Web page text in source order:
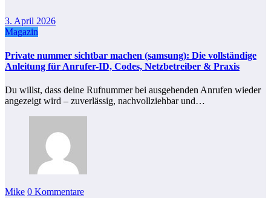
3. April 2026
Magazin
Private nummer sichtbar machen (samsung): Die vollständige
Anleitung für Anrufer-ID, Codes, Netzbetreiber & Praxis
Du willst, dass deine Rufnummer bei ausgehenden Anrufen wieder
angezeigt wird – zuverlässig, nachvollziehbar und…
Mike 0 Kommentare